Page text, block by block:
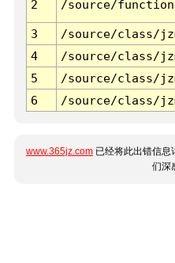
2 /source/
3 /source/class/
4
/source/class/
5
/source/class/
6
/source/class/
www.365jz.com 已经将此出错信息
们深